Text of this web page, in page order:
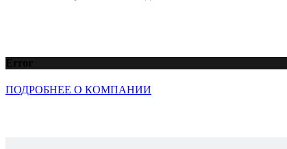
Error
ПОДРОБНЕЕ О КОМПАНИИ